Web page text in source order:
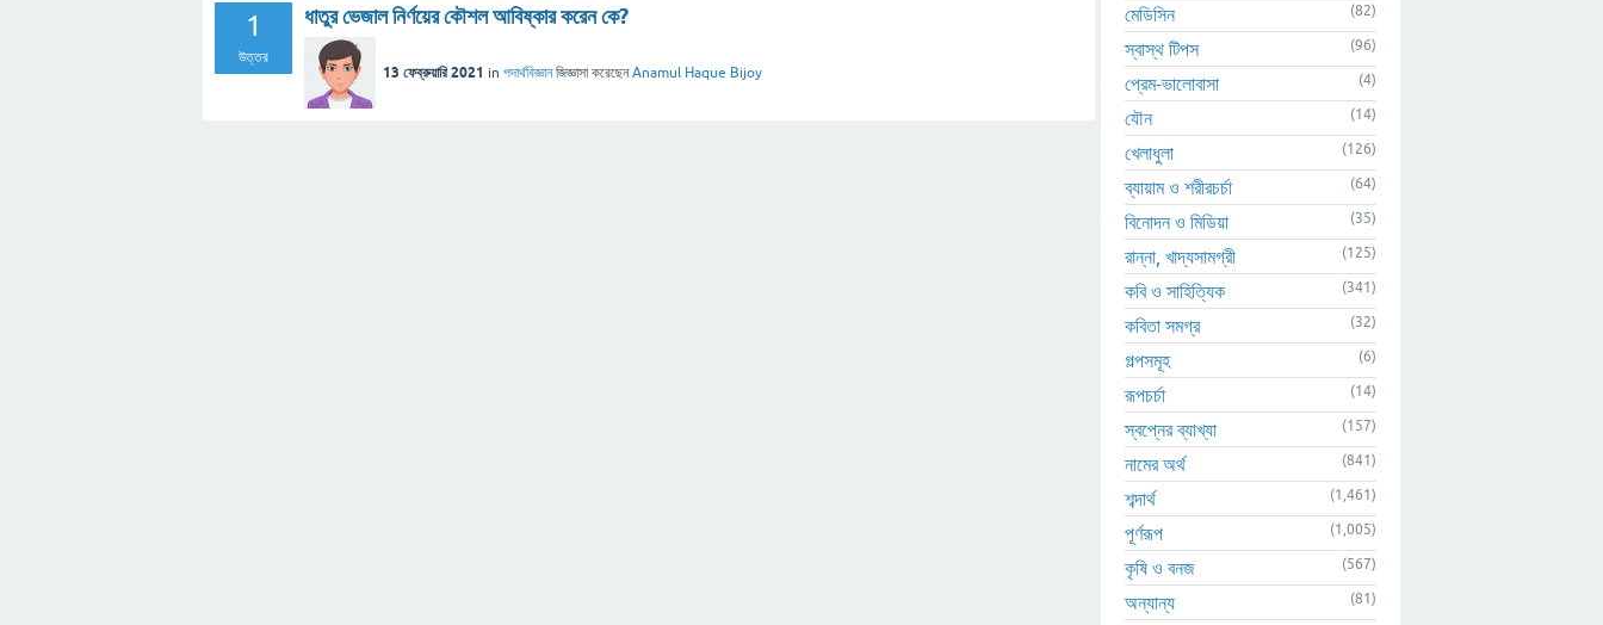
1
উত্তর
ধাতুর ভেজাল নির্ণয়ের কৌশল আবিষ্কার করেন কে?
13 ফেব্রুয়ারি 2021 in পদার্থবিজ্ঞান জিজ্ঞাসা করেছেনAnamul Haque Bijoy
মেডিসিন (82)
স্বাস্থ টিপস (96)
প্রেম-ভালোবাসা (4)
যৌন (14)
খেলাধুলা (126)
ব্যায়াম ও শরীরচর্চা (64)
বিনোদন ও মিডিয়া (35)
রান্না, খাদ্যসামগ্রী (125)
কবি ও সাহিত্যিক (341)
কবিতা সমগ্র (32)
গল্পসমূহ (6)
রূপচর্চা (14)
স্বপ্নের ব্যাখ্যা (157)
নামের অর্থ (841)
শব্দার্থ (1,461)
পূর্ণরূপ (1,005)
কৃষি ও বনজ (567)
অন্যান্য (81)